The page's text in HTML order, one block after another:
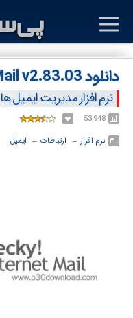
دانلود Becky! Internet Mail v2.83.03
نرم افزار مدیریت ایمیل ها
53,948
نرم افزار ← ‏ ارتباطات ← ‏ ایمیل